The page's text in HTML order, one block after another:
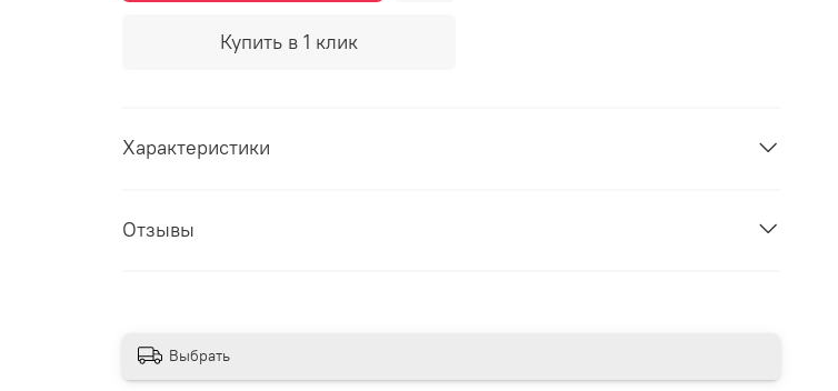
Купить в 1 клик
Характеристики
Отзывы
Выбрать